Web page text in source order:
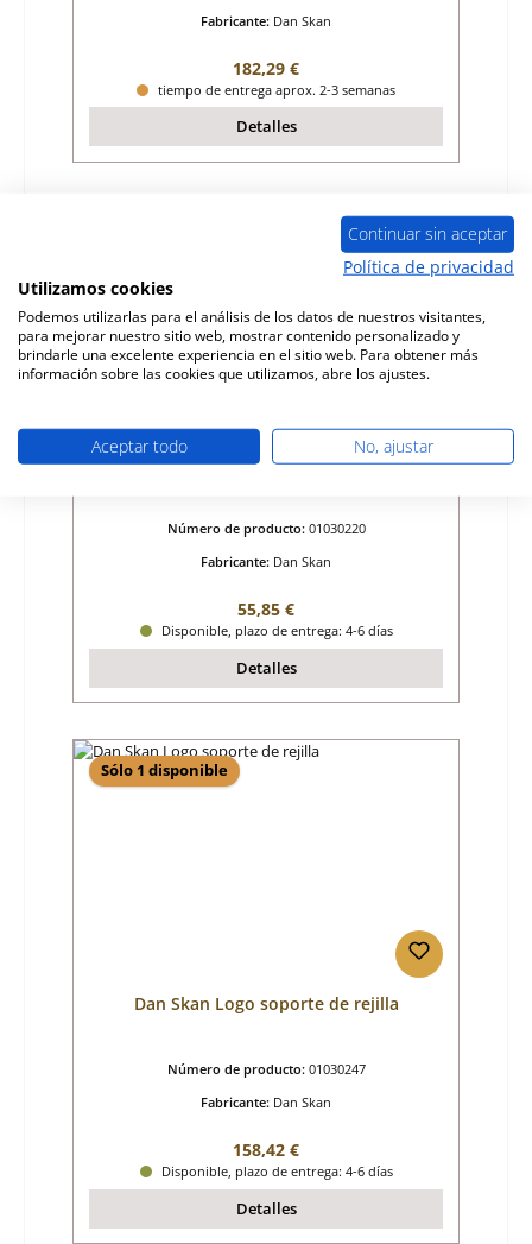
Fabricante: Dan Skan
Precio normal:
182,29 €
tiempo de entrega aprox. 2-3 semanas
Detalles
Dan Skan Logo junta del recipiente de
Número de producto: 01030220
Fabricante: Dan Skan
Precio normal:
55,85 €
Disponible, plazo de entrega: 4-6 días
Detalles
Sólo 1 disponible
Dan Skan Logo soporte de rejilla
Número de producto: 01030247
Fabricante: Dan Skan
Precio normal:
158,42 €
Disponible, plazo de entrega: 4-6 días
Detalles
Continuar sin aceptar
Política de privacidad
Utilizamos cookies
Podemos utilizarlas para el análisis de los datos de nuestros visitantes,
para mejorar nuestro sitio web, mostrar contenido personalizado y
brindarle una excelente experiencia en el sitio web. Para obtener más
información sobre las cookies que utilizamos, abre los ajustes.
Aceptar todo No, ajustar